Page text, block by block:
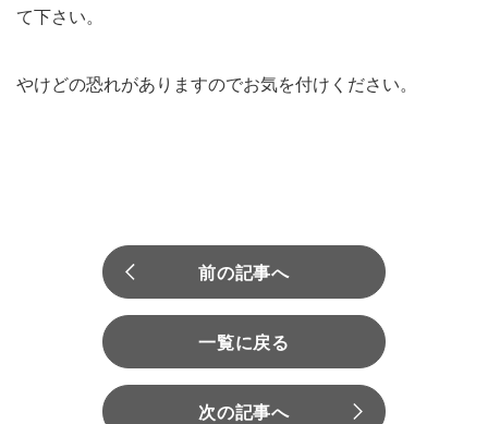
て下さい。
やけどの恐れがありますのでお気を付けください。
前の記事へ
一覧に戻る
次の記事へ